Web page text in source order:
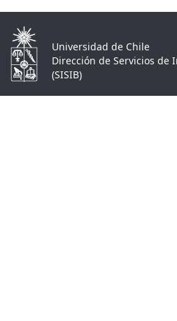
Universidad de Chile
Dirección de Servicios de
(SISIB)